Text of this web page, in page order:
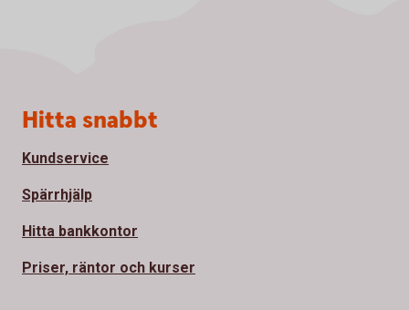
Sidfot
Hitta snabbt
Kundservice
Spärrhjälp
Hitta bankkontor
Priser, räntor och kurser